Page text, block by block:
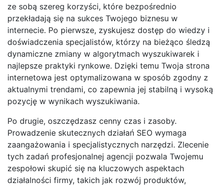
ze sobą szereg korzyści, które bezpośrednio
przekładają się na sukces Twojego biznesu w
internecie. Po pierwsze, zyskujesz dostęp do wiedzy i
doświadczenia specjalistów, którzy na bieżąco śledzą
dynamiczne zmiany w algorytmach wyszukiwarek i
najlepsze praktyki rynkowe. Dzięki temu Twoja strona
internetowa jest optymalizowana w sposób zgodny z
aktualnymi trendami, co zapewnia jej stabilną i wysoką
pozycję w wynikach wyszukiwania.
Po drugie, oszczędzasz cenny czas i zasoby.
Prowadzenie skutecznych działań SEO wymaga
zaangażowania i specjalistycznych narzędzi. Zlecenie
tych zadań profesjonalnej agencji pozwala Twojemu
zespołowi skupić się na kluczowych aspektach
działalności firmy, takich jak rozwój produktów,